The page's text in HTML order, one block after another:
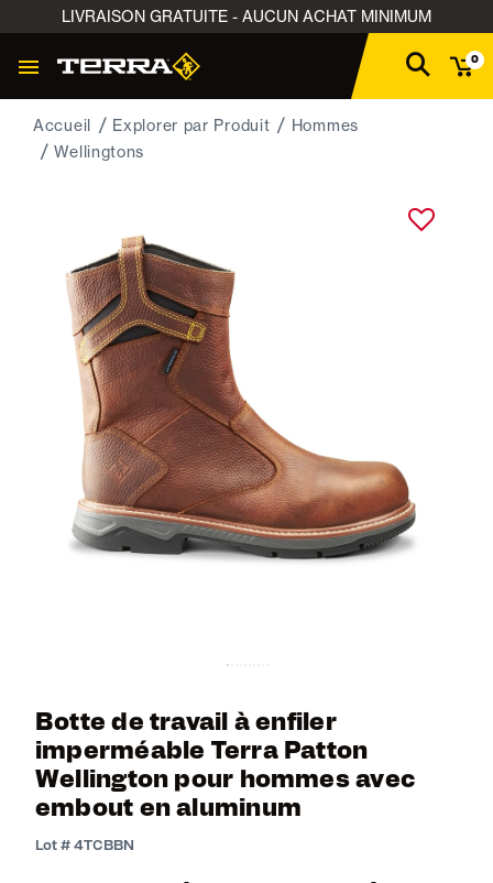
LIVRAISON GRATUITE - AUCUN ACHAT MINIMUM
0
Accueil Explorer par Produit
Hommes
Wellingtons
Botte de travail à enfiler
imperméable Terra Patton
Wellington pour hommes avec
embout en aluminum
Lot # 4TCBBN
5 out of 5 Customer Rating